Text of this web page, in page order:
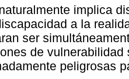
implica
a la
ser
de
peligrosas